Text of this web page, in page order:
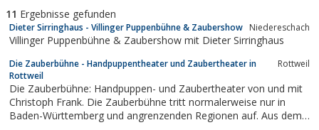
11 Ergebnisse gefunden
Dieter Sirringhaus - Villinger Puppenbühne & Zaubershow Niedereschach
Villinger Puppenbühne & Zaubershow mit Dieter Sirringhaus
Die Zauberbühne - Handpuppentheater und Zaubertheater in
Rottweil
Rottweil
Die Zauberbühne: Handpuppen- und Zaubertheater von und mit
Christoph Frank. Die Zauberbühne tritt normalerweise nur in
Baden-Württemberg und angrenzenden Regionen auf. Aus dem